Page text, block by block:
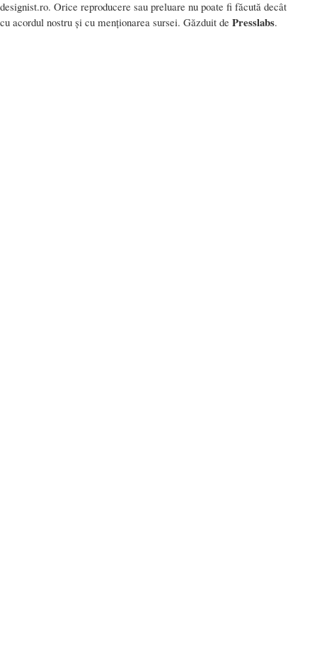
designist.ro. Orice reproducere sau preluare nu poate fi făcută decât
cu acordul nostru și cu menționarea sursei. Găzduit de Presslabs.